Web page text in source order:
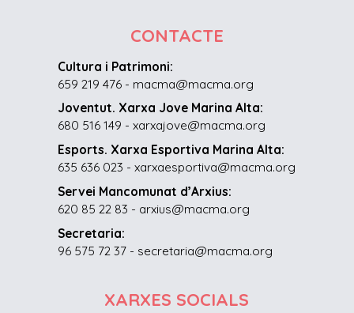
CONTACTE
Cultura i Patrimoni:
659 219 476 - macma@macma.org
Joventut. Xarxa Jove Marina Alta:
680 516 149 - xarxajove@macma.org
Esports. Xarxa Esportiva Marina Alta:
635 636 023 - xarxaesportiva@macma.org
Servei Mancomunat d’Arxius:
620 85 22 83 - arxius@macma.org
Secretaria:
96 575 72 37 - secretaria@macma.org
XARXES SOCIALS